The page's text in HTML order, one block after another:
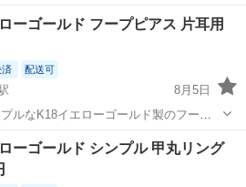
ションカット -刻印：K18 -重さ：4.4g...
田沼駅 アクセサリー 貴金属
ーゴールド フープピアス 片耳用
済 配送可
8月5日
ルなK18イエローゴールド製のフープ
自分が使うために持っていた不用品を売ります...
田沼駅 アクセサリー 貴金属
ーゴールド シンプル 甲丸リング